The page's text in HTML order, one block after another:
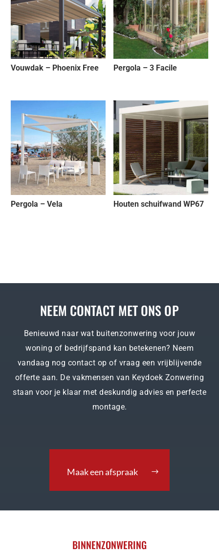
Vouwdak – Phoenix Free Pergola – 3 Facile
Pergola – Vela Houten schuifwand WP67
NEEM CONTACT MET ONS OP
Benieuwd naar wat buitenzonwering voor jouw
woning of bedrijfspand kan betekenen? Neem
vandaag nog contact op of vraag een vrijblijvende
offerte aan. De vakmensen van Keydoek Zonwering
staan voor je klaar met deskundig advies en perfecte
montage.
Maak een afspraak
BINNENZONWERING